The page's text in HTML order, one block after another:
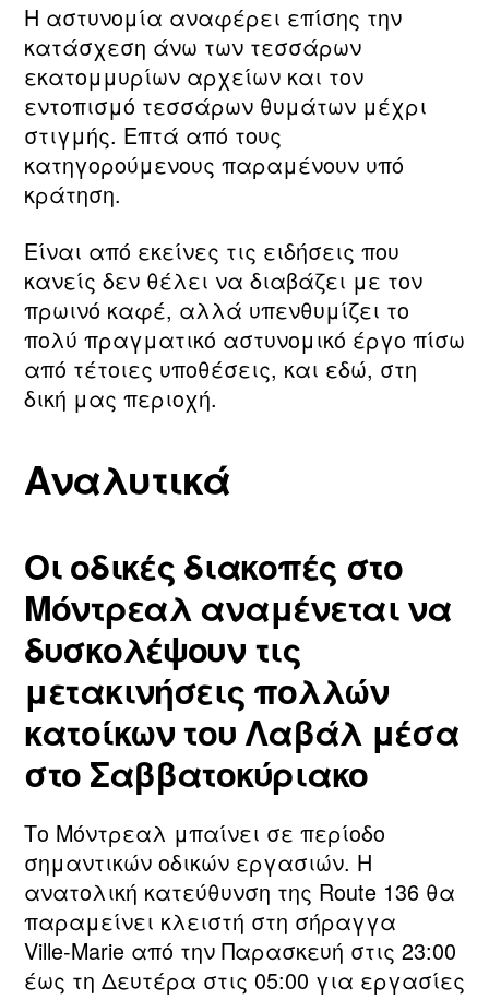
Η αστυνομία αναφέρει επίσης την
κατάσχεση άνω των τεσσάρων
εκατομμυρίων αρχείων και τον
εντοπισμό τεσσάρων θυμάτων μέχρι
στιγμής. Επτά από τους
κατηγορούμενους παραμένουν υπό
κράτηση.
Είναι από εκείνες τις ειδήσεις που
κανείς δεν θέλει να διαβάζει με τον
πρωινό καφέ, αλλά υπενθυμίζει το
πολύ πραγματικό αστυνομικό έργο πίσω
από τέτοιες υποθέσεις, και εδώ, στη
δική μας περιοχή.
Αναλυτικά
Οι οδικές διακοπές στο
Μόντρεαλ αναμένεται να
δυσκολέψουν τις
μετακινήσεις πολλών
κατοίκων του Λαβάλ μέσα
στο Σαββατοκύριακο
Το Μόντρεαλ μπαίνει σε περίοδο
σημαντικών οδικών εργασιών. Η
ανατολική κατεύθυνση της Route 136 θα
παραμείνει κλειστή στη σήραγγα
Ville‑Marie από την Παρασκευή στις 23:00
έως τη Δευτέρα στις 05:00 για εργασίες